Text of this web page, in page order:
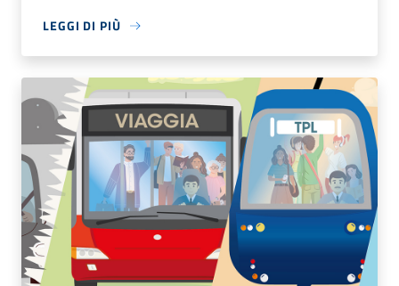
LEGGI DI PIÙ